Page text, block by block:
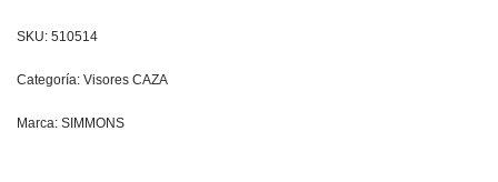
SKU: 510514
Categoría: Visores CAZA
Marca: SIMMONS